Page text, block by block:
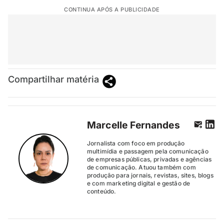
CONTINUA APÓS A PUBLICIDADE
Compartilhar matéria
Marcelle Fernandes
Jornalista com foco em produção
multimídia e passagem pela comunicação
de empresas públicas, privadas e agências
de comunicação. Atuou também com
produção para jornais, revistas, sites, blogs
e com marketing digital e gestão de
conteúdo.